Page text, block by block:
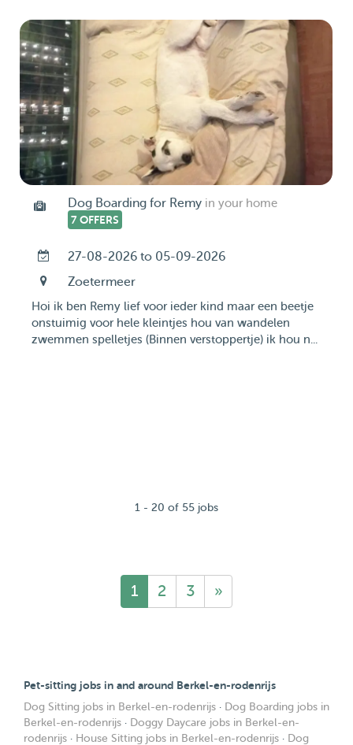
Dog Boarding for Remy in your home
7 OFFERS
27-08-2026 to 05-09-2026
Zoetermeer
Hoi ik ben Remy lief voor ieder kind maar een beetje
onstuimig voor hele kleintjes hou van wandelen
zwemmen spelletjes (Binnen verstoppertje) ik hou n...
1 - 20 of 55 jobs
1 2 3 »
Pet-sitting jobs in and around Berkel-en-rodenrijs
Dog Sitting jobs in Berkel-en-rodenrijs · Dog Boarding jobs in
Berkel-en-rodenrijs · Doggy Daycare jobs in Berkel-en-
rodenrijs · House Sitting jobs in Berkel-en-rodenrijs · Dog